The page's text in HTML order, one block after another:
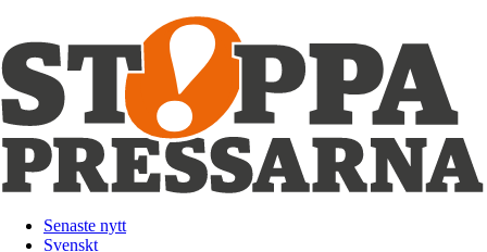
Senaste nytt
Svenskt